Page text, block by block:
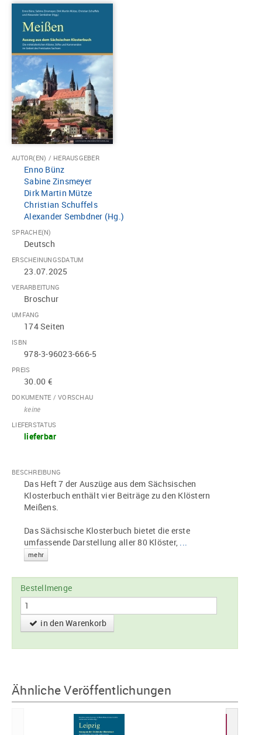
AUTOR(EN) / HERAUSGEBER
Enno Bünz
Sabine Zinsmeyer
Dirk Martin Mütze
Christian Schuffels
Alexander Sembdner (Hg.)
SPRACHE(N)
Deutsch
ERSCHEINUNGSDATUM
23.07.2025
VERARBEITUNG
Broschur
UMFANG
174 Seiten
ISBN
978-3-96023-666-5
PREIS
30.00 €
DOKUMENTE / VORSCHAU
keine
LIEFERSTATUS
lieferbar
BESCHREIBUNG
Das Heft 7 der Auszüge aus dem Sächsischen
Klosterbuch enthält vier Beiträge zu den Klöstern
Meißens.
Das Sächsische Klosterbuch bietet die erste
umfassende Darstellung aller 80 Klöster, ...
mehr
Bestellmenge
in den Warenkorb
Ähnliche Veröffentlichungen